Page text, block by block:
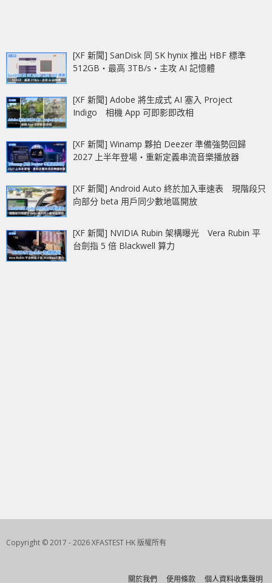
[XF 新聞] SanDisk 同 SK hynix 推出 HBF 標準
512GB‧最高 3TB/s‧主攻 AI 記憶體
[XF 新聞] Adobe 將生成式 AI 塞入 Project
Indigo 相機 App 可即影即改相
[XF 新聞] Winamp 夥拍 Deezer 準備強勢回歸
2027 上半年登場‧重新定義串流音樂播放器
[XF 新聞] Android Auto 終於加入車速表 現階段只
向部分 beta 用戶同少數地區開放
[XF 新聞] NVIDIA Rubin 架構曝光 Vera Rubin 平
台劍指 5 倍 Blackwell 算力
Copyright © 2017 - 2026 XFASTEST HK 版權所有
關於我們 使用條款 個人資料收集聲明